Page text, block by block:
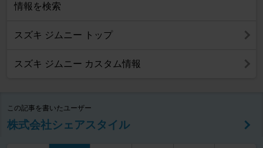
情報を検索
スズキ ジムニー トップ
スズキ ジムニー カスタム情報
この記事を書いたユーザー
株式会社シェアスタイル